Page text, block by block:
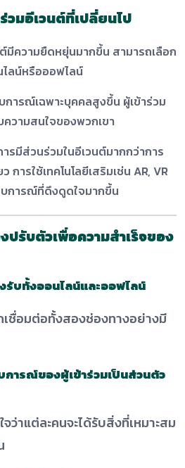
มอีเวนต์ที่เปลี่ยนไป
มีความยืดหยุ่นมากขึ้น สามารถเลือก
ไลน์หรือออฟไลน์
ารณ์เฉพาะบุคคลสูงขึ้น ผู้เข้าร่วม
วามสนใจของพวกเขา
มีส่วนร่วมในอีเวนต์มากกว่าการ
การใช้เทคโนโลยีเสริมเช่น AR, VR
การณ์ที่ดึงดูดใจมากขึ้น
รับตัวเพื่อความสำเร็จของ
รับทั้งออนไลน์และออฟไลน์
ชื่อมต่อทั้งสองช่องทางอย่างมี
การณ์ของผู้เข้าร่วมเป็นส่วนตัว
จว่าแต่ละคนจะได้รับสิ่งที่เหมาะสม